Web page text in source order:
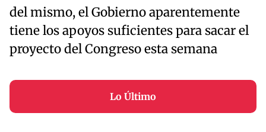
del mismo, el Gobierno aparentemente
tiene los apoyos suficientes para sacar el
proyecto del Congreso esta semana
Lo Último